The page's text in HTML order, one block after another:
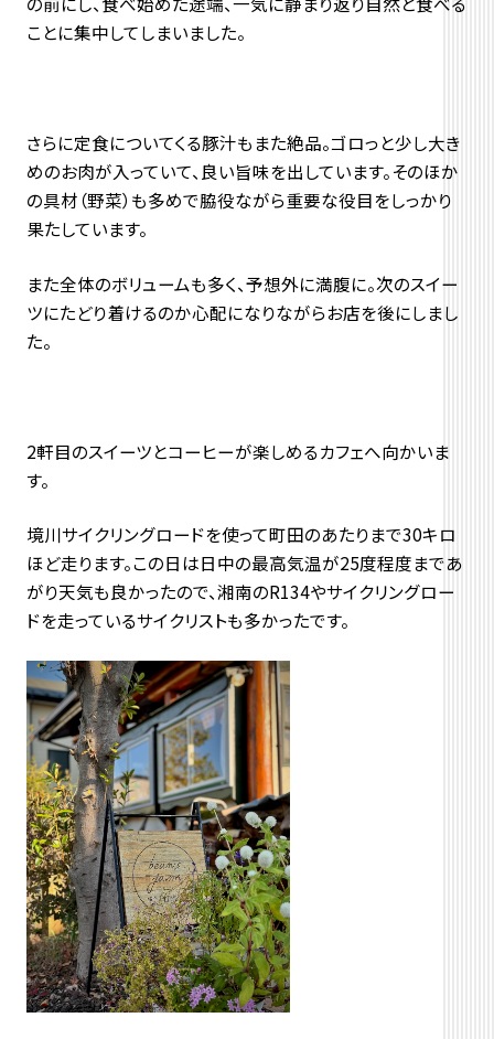
ことに集中してしまいました。
さらに定食についてくる豚汁もまた絶品。ゴロっと少し大き
めのお肉が入っていて、良い旨味を出しています。そのほか
の具材（野菜）も多めで脇役ながら重要な役目をしっかり
果たしています。
また全体のボリュームも多く、予想外に満腹に。次のスイー
ツにたどり着けるのか心配になりながらお店を後にしまし
た。
2軒目のスイーツとコーヒーが楽しめるカフェへ向かいま
す。
境川サイクリングロードを使って町田のあたりまで30キロ
ほど走ります。この日は日中の最高気温が25度程度まであ
がり天気も良かったので、湘南のR134やサイクリングロー
ドを走っているサイクリストも多かったです。